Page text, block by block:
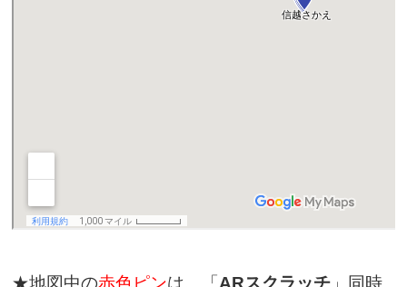
★地図中の赤色ピンは、「ARスクラッチ 」同時